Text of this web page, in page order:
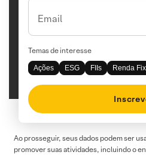
Email
Temas de interesse
Ações ESG FIIs Renda
Ao prosseguir, seus dados podem ser
promover suas atividades, incluindo o